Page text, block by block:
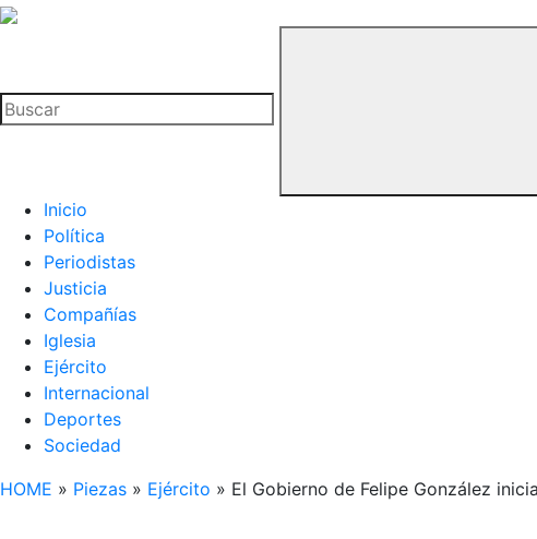
La
Buitre
Inicio
Política
Periodistas
Justicia
Compañías
Iglesia
Ejército
Internacional
Deportes
Sociedad
HOME » Piezas » Ejército » El Gobierno de Felipe González